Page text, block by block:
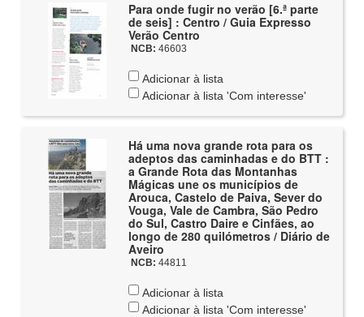
Para onde fugir no verão [6.ª parte
de seis] : Centro / Guia Expresso
Verão Centro
NCB: 46603
Adicionar à lista
Adicionar à lista 'Com interesse'
Há uma nova grande rota para os
adeptos das caminhadas e do BTT :
a Grande Rota das Montanhas
Mágicas une os municípios de
Arouca, Castelo de Paiva, Sever do
Vouga, Vale de Cambra, São Pedro
do Sul, Castro Daire e Cinfães, ao
longo de 280 quilómetros / Diário de
Aveiro
NCB: 44811
Adicionar à lista
Adicionar à lista 'Com interesse'